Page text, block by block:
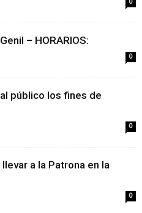
– HORARIOS:
0
público los fines de
0
a la Patrona en la
0